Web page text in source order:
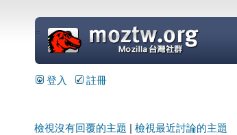
=
登入 註冊
檢視沒有回覆的主題 檢視最近討論的主題